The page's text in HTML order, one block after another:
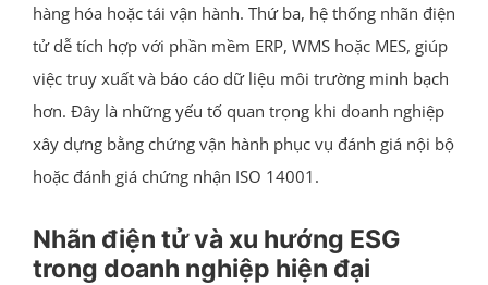
hàng hóa hoặc tái vận hành. Thứ ba, hệ thống nhãn điện
tử dễ tích hợp với phần mềm ERP, WMS hoặc MES, giúp
việc truy xuất và báo cáo dữ liệu môi trường minh bạch
hơn. Đây là những yếu tố quan trọng khi doanh nghiệp
xây dựng bằng chứng vận hành phục vụ đánh giá nội bộ
hoặc đánh giá chứng nhận ISO 14001.
Nhãn điện tử và xu hướng ESG
trong doanh nghiệp hiện đại